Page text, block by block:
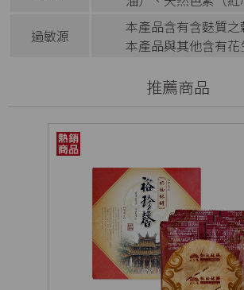
過敏源
本產品含有含麩質
本產品與其他含有
推薦商品